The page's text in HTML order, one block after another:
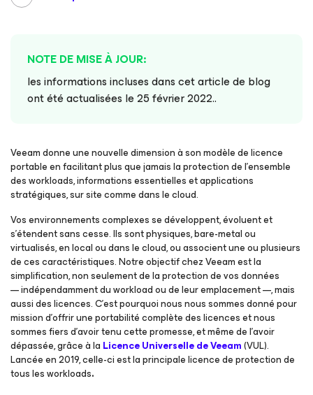
NOTE DE MISE À JOUR:
les informations incluses dans cet article de blog
ont été actualisées le 25 février 2022..
Veeam donne une nouvelle dimension à son modèle de licence
portable en facilitant plus que jamais la protection de l’ensemble
des workloads, informations essentielles et applications
stratégiques, sur site comme dans le cloud.
Vos environnements complexes se développent, évoluent et
s’étendent sans cesse. Ils sont physiques, bare-metal ou
virtualisés, en local ou dans le cloud, ou associent une ou plusieurs
de ces caractéristiques. Notre objectif chez Veeam est la
simplification, non seulement de la protection de vos données
— indépendamment du workload ou de leur emplacement —, mais
aussi des licences. C’est pourquoi nous nous sommes donné pour
mission d’offrir une portabilité complète des licences et nous
sommes fiers d’avoir tenu cette promesse, et même de l’avoir
dépassée, grâce à la Licence Universelle de Veeam(VUL).
Lancée en 2019, celle-ci est la principale licence de protection de
tous les workloads.